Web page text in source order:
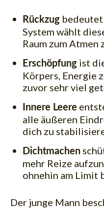
Rückzug
System wählt
Raum zum Atmen
Erschöpfung ist
Körpers, Energie
zuvor sehr viel
Innere Leere
alle äußeren
dich zu
Dichtmachen
mehr Reize
ohnehin am Limit
Der junge Mann